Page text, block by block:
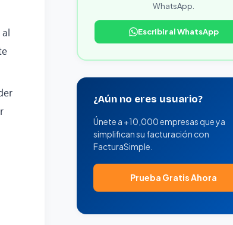
WhatsApp.
Escribir al WhatsApp
¿Aún no eres usuario?
Únete a +10,000 empresas que ya
simplifican su facturación con
FacturaSimple.
Prueba Gratis Ahora